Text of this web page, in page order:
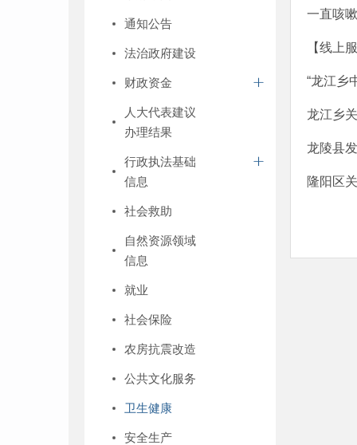
通知公告
法治政府建设
财政资金
人大代表建议
办理结果
行政执法基础
信息
社会救助
自然资源领域
信息
就业
社会保险
农房抗震改造
公共文化服务
卫生健康
安全生产
一直咳
【线上
“龙江乡
龙江乡
龙陵县
隆阳区